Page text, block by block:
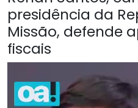
presidência da
Missão, defende
fiscais